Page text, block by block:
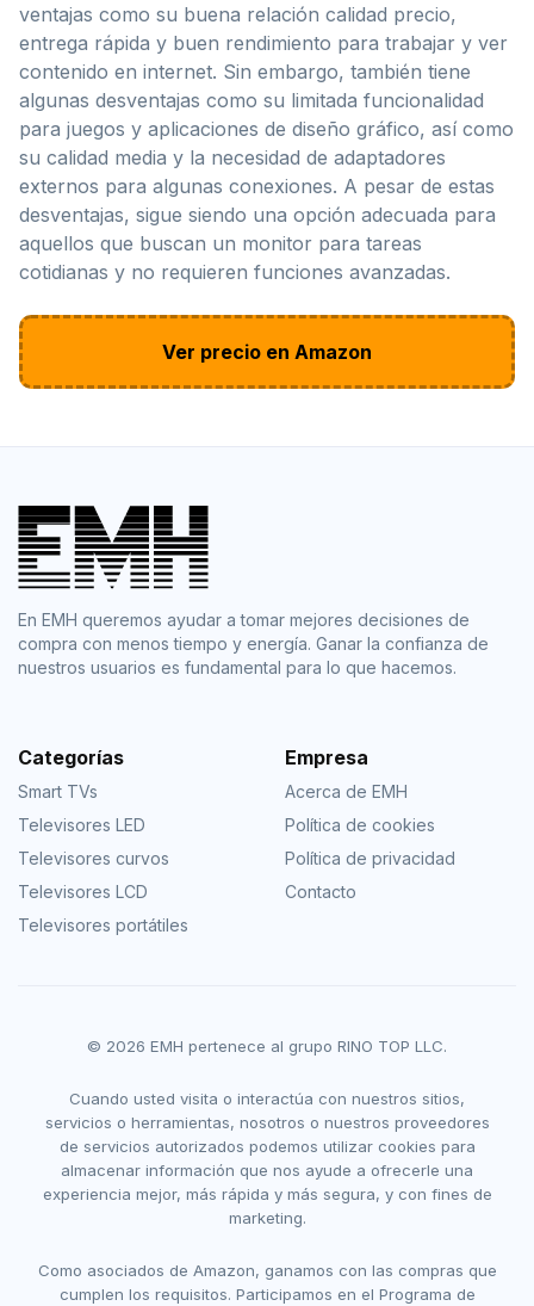
ventajas como su buena relación calidad precio,
entrega rápida y buen rendimiento para trabajar y ver
contenido en internet. Sin embargo, también tiene
algunas desventajas como su limitada funcionalidad
para juegos y aplicaciones de diseño gráfico, así como
su calidad media y la necesidad de adaptadores
externos para algunas conexiones. A pesar de estas
desventajas, sigue siendo una opción adecuada para
aquellos que buscan un monitor para tareas
cotidianas y no requieren funciones avanzadas.
Ver precio en Amazon
En EMH queremos ayudar a tomar mejores decisiones de
compra con menos tiempo y energía. Ganar la confianza de
nuestros usuarios es fundamental para lo que hacemos.
Categorías
Smart TVs
Televisores LED
Televisores curvos
Televisores LCD
Televisores portátiles
Empresa
Acerca de EMH
Política de cookies
Política de privacidad
Contacto
© 2026 EMH pertenece al grupo RINO TOP LLC.
Cuando usted visita o interactúa con nuestros sitios,
servicios o herramientas, nosotros o nuestros proveedores
de servicios autorizados podemos utilizar cookies para
almacenar información que nos ayude a ofrecerle una
experiencia mejor, más rápida y más segura, y con fines de
marketing.
Como asociados de Amazon, ganamos con las compras que
cumplen los requisitos. Participamos en el Programa de